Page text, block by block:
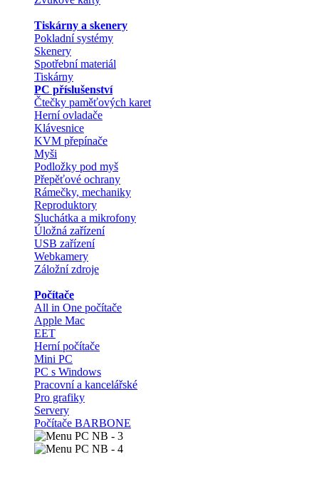
Tiskárny a skenery
Pokladní systémy
Skenery
Spotřební materiál
Tiskárny
PC příslušenství
Čtečky paměťových karet
Herní ovladače
Klávesnice
KVM přepínače
Myši
Podložky pod myš
Přepěťové ochrany
Rámečky, mechaniky
Reproduktory
Sluchátka a mikrofony
Úložná zařízení
USB zařízení
Webkamery
Záložní zdroje
Počítače
All in One počítače
Apple Mac
EET
Herní počítače
Mini PC
PC s Windows
Pracovní a kancelářské
Pro grafiky
Servery
Počítače BARBONE